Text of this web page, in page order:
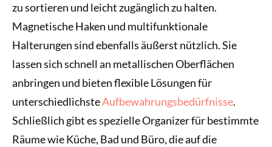
zu sortieren und leicht zugänglich zu halten.
Magnetische Haken und multifunktionale
Halterungen sind ebenfalls äußerst nützlich. Sie
lassen sich schnell an metallischen Oberflächen
anbringen und bieten flexible Lösungen für
unterschiedlichsteAufbewahrungsbedürfnisse.
Schließlich gibt es spezielle Organizer für bestimmte
Räume wie Küche, Bad und Büro, die auf die